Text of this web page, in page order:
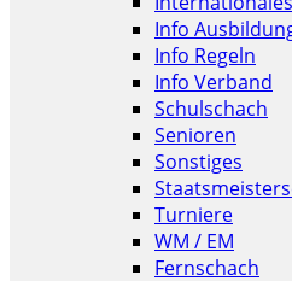
Info
Info Regeln
Info Verband
Schulschach
Senioren
Sonstiges
Turniere
WM / EM
Fernschach